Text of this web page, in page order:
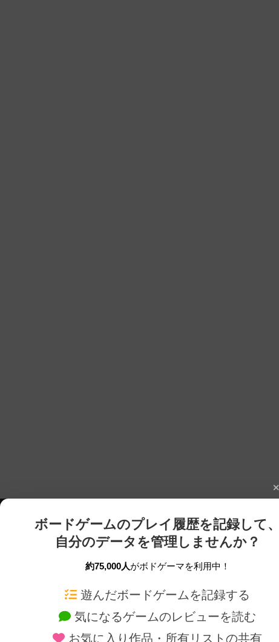
ボードゲームのプレイ履歴を記録して、
自分のデータを管理しませんか？
約75,000人がボドゲーマを利用中！
遊んだボードゲームを記録する
気になるゲームのレビューを読む
お気に入り作品・所有リストの共有
ボードゲームを検索する 新作・再入荷情報